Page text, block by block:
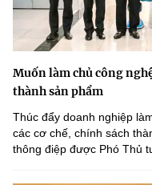
Muốn làm chủ công
thành sản phẩm
Thúc đẩy doanh nghiệp
các cơ chế, chính sách
thông điệp được Phó Thủ